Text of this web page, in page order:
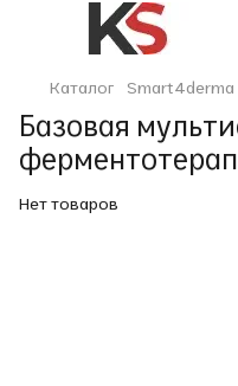
Каталог Smart4derma
Базовая
Нет товаров